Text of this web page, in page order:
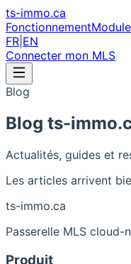
ts-immo.ca
Fonctionnement
FR EN
Connecter mon MLS
Blog
Blog ts-
Actualités, guides et
Les articles arrivent
ts-immo.ca
Passerelle MLS cloud-
Produit